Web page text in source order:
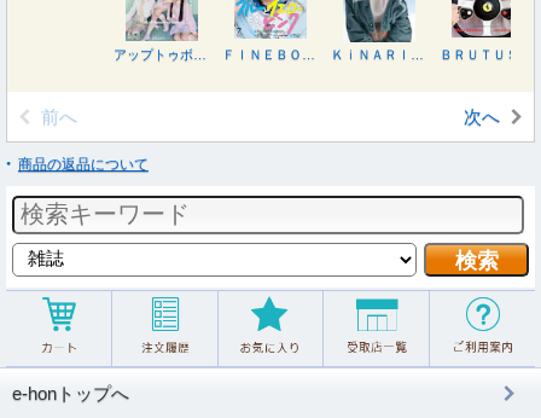
前へ 次へ
商品の返品について
e-honトップへ